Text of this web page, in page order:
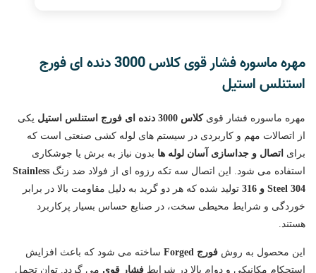
مهره ماسوره فشار قوی کلاس 3000 دنده ای فورج
استنلس استیل
مهره ماسوره فشار قویکلاس 3000 دنده ای فورج استنلس استیل
یکی
از اتصالات مهم و کاربردی در سیستم های لوله کشی صنعتی است که
برای اتصال و جداسازی آسان لوله ها بدون نیاز به برش یا جوشکاری
استفاده می شود. این اتصال سه تکه رزوه ای از فولاد ضد زنگ Stainless
Steel 304 و 316
تولید شده که هر دو گرید به دلیل مقاومت بالا در برابر
خوردگی و شرایط محیطی سخت، در صنایع حساس بسیار پرکاربرد
هستند.
این محصول به روش فورج Forged
ساخته می شود که باعث افزایش
استحکام مکانیکی و دوام بالا در شرایط فشار قوی می گردد. توان تحمل